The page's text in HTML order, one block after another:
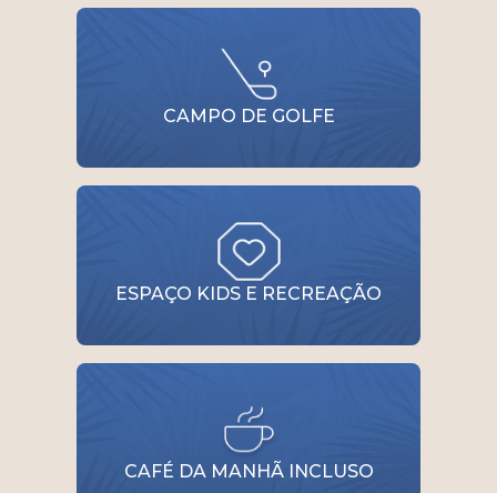
CAMPO DE GOLFE
ESPAÇO KIDS E RECREAÇÃO
CAFÉ DA MANHÃ INCLUSO